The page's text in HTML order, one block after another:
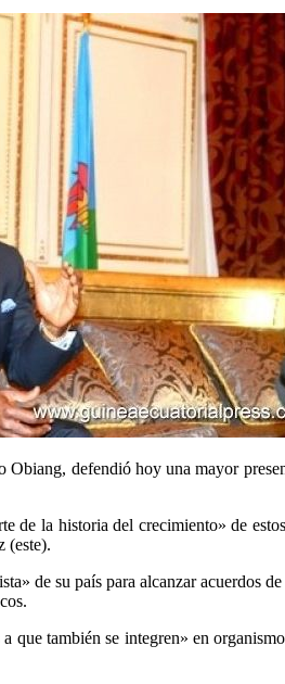
defendió hoy una mayor
de la historia del crecimiento» de
(este).
de su país para alcanzar acuerdos
que también se integren» en